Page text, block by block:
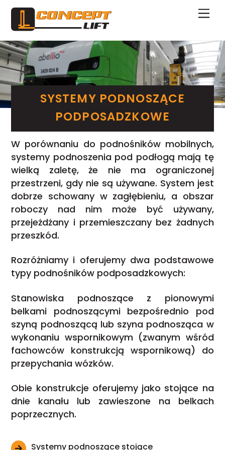
Skip
content
SYSTEMY PODNOSZĄCE
PODPOSADZKOWE
W porównaniu do podnośników mobilnych,
systemy podnoszenia pod podłogą mają tę
wielką zaletę, że nie ma ograniczonej
przestrzeni, gdy nie są używane. System jest
dobrze schowany w zagłębieniu, a obszar
roboczy nad nim może być używany,
przejeżdżany i przemieszczany bez żadnych
przeszkód.
Rozróżniamy i oferujemy dwa podstawowe
typy podnośników podposadzkowych:
Stanowiska podnoszące z pionowymi
belkami podnoszącymi bezpośrednio pod
szyną podnoszącą lub szyna podnosząca w
wykonaniu wspornikowym (zwanym wśród
fachowców konstrukcją wspornikową) do
przepychania wózków.
Obie konstrukcje oferujemy jako stojące na
dnie kanału lub zawieszone na belkach
poprzecznych.
Systemy podnoszące stojące